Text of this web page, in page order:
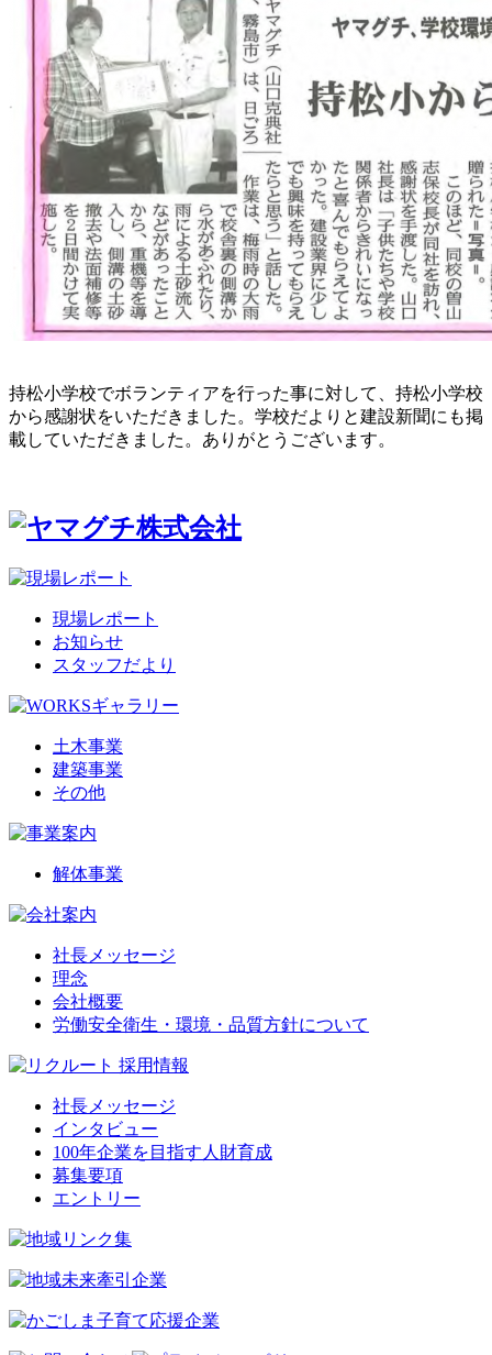
持松小学校でボランティアを行った事に対して、持松小学校
から感謝状をいただきました。学校だよりと建設新聞にも掲
載していただきました。ありがとうございます。
現場レポート
お知らせ
スタッフだより
土木事業
建築事業
その他
解体事業
社長メッセージ
理念
会社概要
労働安全衛生・環境・品質方針について
社長メッセージ
インタビュー
100年企業を目指す人財育成
募集要項
エントリー